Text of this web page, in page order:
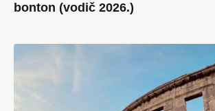
bonton (vodič 2026.)